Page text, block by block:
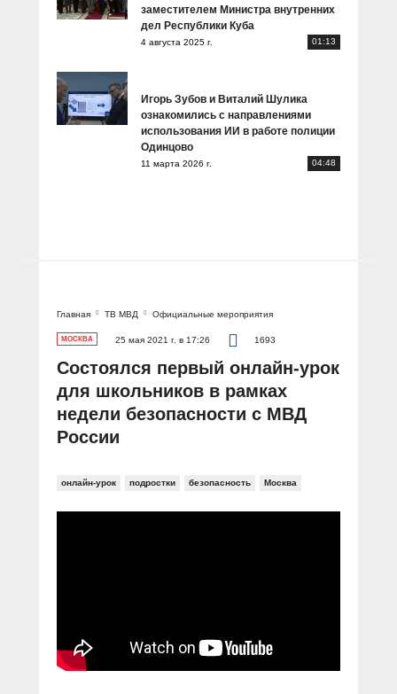
заместителем Министра внутренних
дел Республики Куба
4 августа 2025 г. 01:13
Игорь Зубов и Виталий Шулика
ознакомились с направлениями
использования ИИ в работе полиции
Одинцово
11 марта 2026 г. 04:48
Главная ТВ МВД Официальные мероприятия
МОСКВА 25 мая 2021 г. в 17:26 1693
Состоялся первый онлайн-урок
для школьников в рамках
недели безопасности с МВД
России
онлайн-урок подростки безопасность Москва